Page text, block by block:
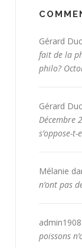
Gérard
fait de la
philo?
Gérard
Décembre
s’oppose-
Mélanie
n’ont pas
admin1908
poissons